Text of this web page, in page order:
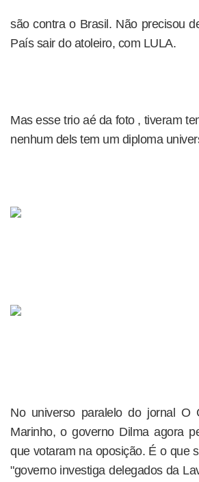
são contra o Brasil. Não precisou
País sair do atoleiro, com LULA.
Mas esse trio aé da foto , tiveram
nenhum dels tem um diploma
No universo paralelo do jornal O
Marinho, o governo Dilma agora
que votaram na oposição. É o que
"governo investiga delegados da